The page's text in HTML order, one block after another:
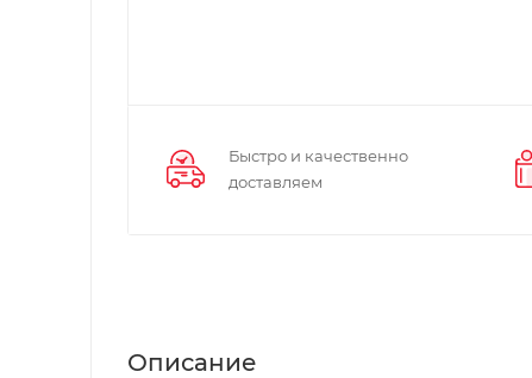
Быстро и качественно
доставляем
Описание